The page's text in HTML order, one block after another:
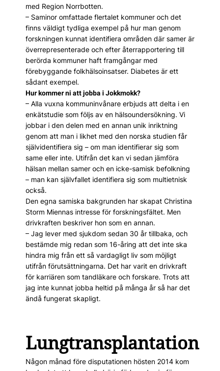
med Region Norrbotten.
– Saminor omfattade flertalet kommuner och det
finns väldigt tydliga exempel på hur man genom
forskningen kunnat identifiera områden där samer är
överrepresenterade och efter återrapportering till
berörda kommuner haft framgångar med
förebyggande folkhälsoinsatser. Dia­betes är ett
sådant exempel.
Hur kommer ni att jobba i Jokkmokk?
– Alla vuxna kommuninvånare erbjuds att delta i en
enkätstudie som följs av en hälso­under­sökning. Vi
jobbar i den delen med en annan unik inriktning
genom att man i likhet med den norska studien får
självidentifiera sig – om man identifierar sig som
same eller inte. Utifrån det kan vi sedan jämföra
hälsan mellan samer och en icke-samisk befolkning
– man kan självfallet identifiera sig som multietnisk
också.
Den egna samiska bakgrunden har skapat Christina
Storm Miennas intresse för forskningsfältet. Men
drivkraften beskriver hon som en annan.
– Jag lever med sjukdom sedan 30 år tillbaka, och
bestämde mig redan som 16-åring att det inte ska
hindra mig från ett så vardagligt liv som möjligt
utifrån förutsättningarna. Det har ­varit en drivkraft
för karriären som tandläkare och forskare. Trots att
jag inte kunnat jobba heltid på många år så har det
ändå fungerat skapligt.
Lungtransplantation
Någon månad före disputationen hösten 2014 kom